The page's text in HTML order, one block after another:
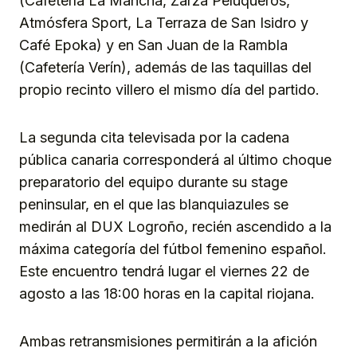
Atmósfera Sport, La Terraza de San Isidro y
Café Epoka) y en San Juan de la Rambla
(Cafetería Verín), además de las taquillas del
propio recinto villero el mismo día del partido.
La segunda cita televisada por la cadena
pública canaria corresponderá al último choque
preparatorio del equipo durante su stage
peninsular, en el que las blanquiazules se
medirán al DUX Logroño, recién ascendido a la
máxima categoría del fútbol femenino español.
Este encuentro tendrá lugar el viernes 22 de
agosto a las 18:00 horas en la capital riojana.
Ambas retransmisiones permitirán a la afición